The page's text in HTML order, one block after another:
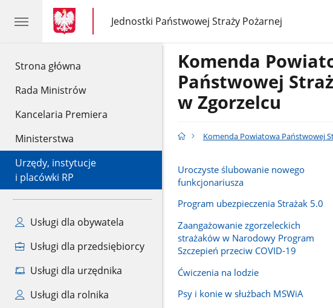
Strona główna
Rada Ministrów
Kancelaria Premiera
Ministerstwa
Urzędy, instytucje
i placówki RP
Usługi dla obywatela
Usługi dla przedsiębiorcy
Usługi dla urzędnika
Usługi dla rolnika
gov.pl
gov.pl
Jednostki Państwowej Straży Pożarnej
gov.pl
Jednostki
Państwowej
Komenda
Państwowej
w Zgorzelcu
Komenda Powiatowa Państwowej
Uroczyste ślubowanie nowego
funkcjonariusza
Program ubezpieczenia Strażak 5.0
Zaangażowanie zgorzeleckich
strażaków w Narodowy Program
Szczepień przeciw COVID-19
Ćwiczenia na lodzie
Psy i konie w służbach MSWiA